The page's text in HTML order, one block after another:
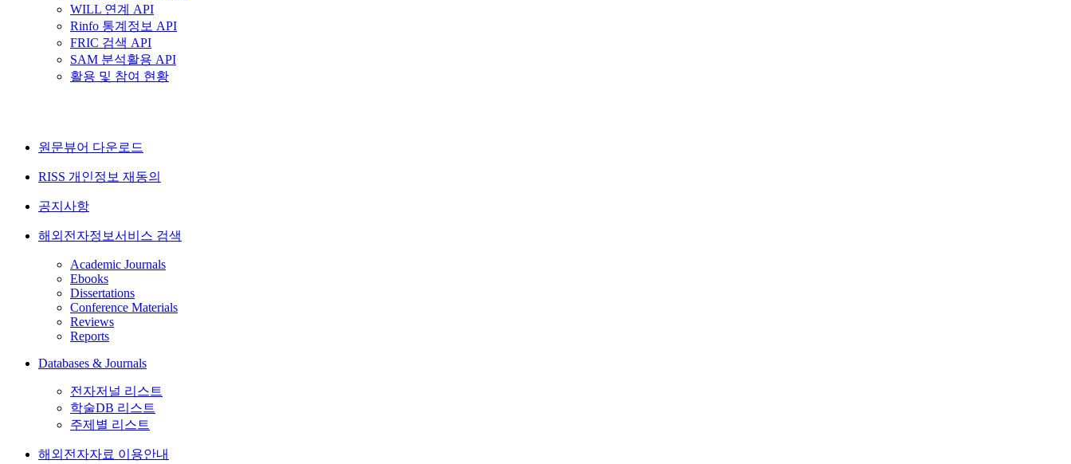
WILL 연계 API
Rinfo 통계정보 API
FRIC 검색 API
SAM 분석활용 API
활용 및 참여 현황
원문뷰어 다운로드
RISS 개인정보 재동의
공지사항
해외전자정보서비스 검색
Academic Journals
Ebooks
Dissertations
Conference Materials
Reviews
Reports
Databases & Journals
전자저널 리스트
학술DB 리스트
주제별 리스트
해외전자자료 이용안내